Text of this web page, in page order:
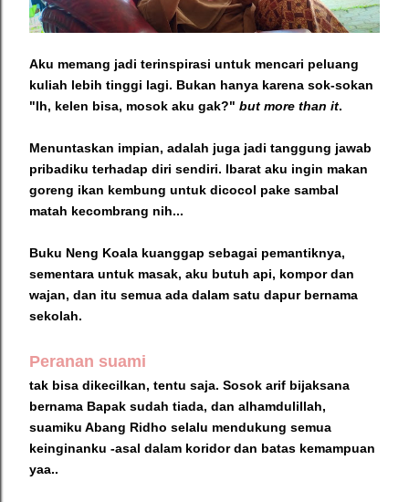
Aku memang jadi terinspirasi untuk mencari peluang
kuliah lebih tinggi lagi. Bukan hanya karena sok-sokan
"Ih, kelen bisa, mosok aku gak?" but more than it.
Menuntaskan impian, adalah juga jadi tanggung jawab
pribadiku terhadap diri sendiri. Ibarat aku ingin makan
goreng ikan kembung untuk dicocol pake sambal
matah kecombrang nih...
Buku Neng Koala kuanggap sebagai pemantiknya,
sementara untuk masak, aku butuh api, kompor dan
wajan, dan itu semua ada dalam satu dapur bernama
sekolah.
Peranan suami
tak bisa dikecilkan, tentu saja. Sosok arif bijaksana
bernama Bapak sudah tiada, dan alhamdulillah,
suamiku Abang Ridho selalu mendukung semua
keinginanku -asal dalam koridor dan batas kemampuan
yaa..